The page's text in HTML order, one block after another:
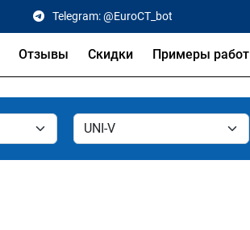
Telegram: @EuroCT_bot
Отзывы Скидки Примеры работ